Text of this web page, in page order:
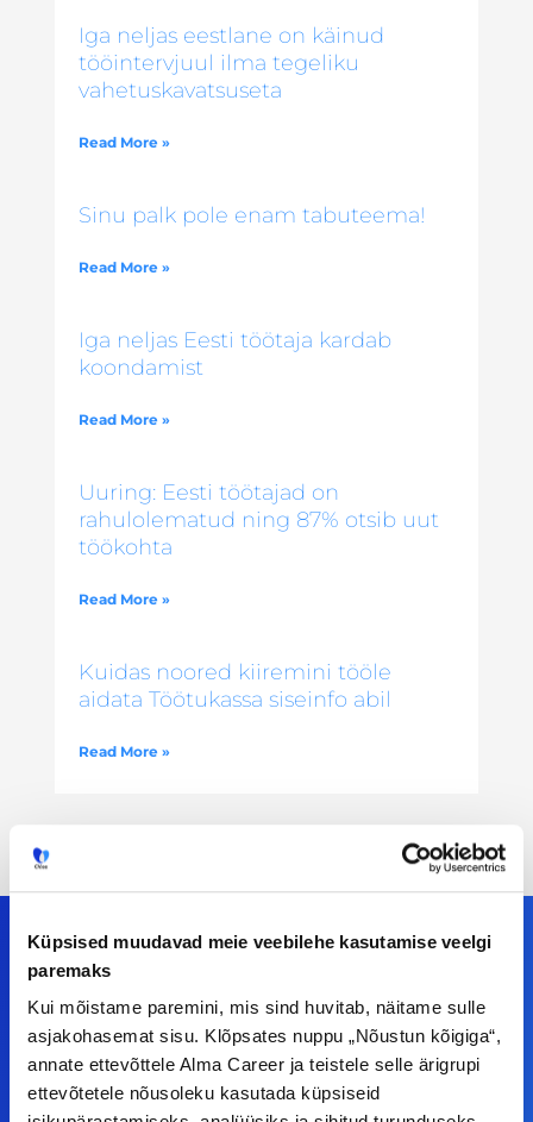
Küpsised muudavad meie veebilehe kasutamise veelgi
paremaks
Kui mõistame paremini, mis sind huvitab, näitame sulle
asjakohasemat sisu. Klõpsates nuppu „Nõustun kõigiga“,
annate ettevõttele Alma Career ja teistele selle ärigrupi
ettevõtetele nõusoleku kasutada küpsiseid
Iga neljas eestlane on käinud
tööintervjuul ilma tegeliku
vahetuskavatsuseta
Read More »
Sinu palk pole enam tabuteema!
Read More »
Iga neljas Eesti töötaja kardab
koondamist
Read More »
Uuring: Eesti töötajad on
rahulolematud ning 87% otsib uut
töökohta
Read More »
Kuidas noored kiiremini tööle
aidata Töötukassa siseinfo abil
Read More »
Meiega leiad!
Tööelublogi.ee lehelt leiad kõik vajaliku, et olla
kursis tööturu uudistega. Kui sul on